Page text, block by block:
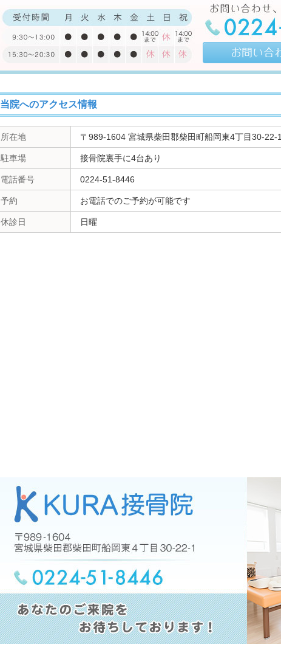
当院へのアクセス情報
所在地 〒989-1604 宮城県柴田郡柴田町船岡東4丁目30-22-1
駐車場 接骨院裏手に4台あり
電話番号 0224-51-8446
予約 お電話でのご予約が可能です
休診日 日曜